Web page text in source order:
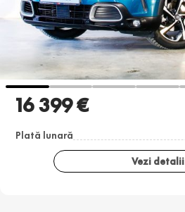
16 399 €
Plată lunară
Vezi detalii